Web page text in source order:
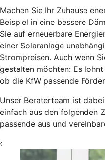
Machen Sie Ihr Zuhause
Beispiel in eine bessere
Sie auf erneuerbare
einer Solaranlage
Strompreisen. Auch wenn
gestalten möchten: Es
ob die KfW passende
Unser Beraterteam ist
einfach aus den folgenden
passende aus und
‹